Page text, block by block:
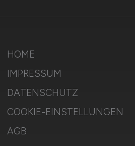
HOME
IMPRESSUM
DATENSCHUTZ
COOKIE-EINSTELLUNGEN
AGB